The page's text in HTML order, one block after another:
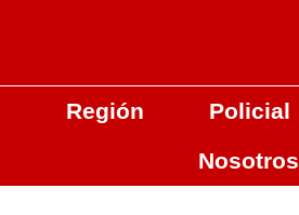
Región Policial
Nosotros